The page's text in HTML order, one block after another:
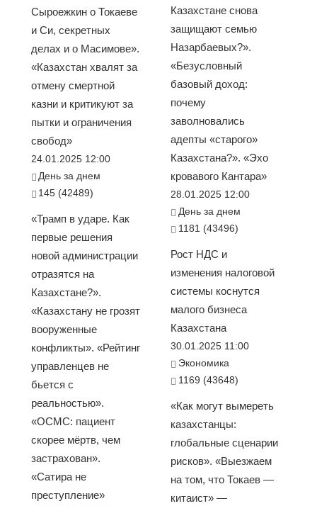
Сыроежкин о Токаеве
и Си, секретных
делах и о Масимове».
«Казахстан хвалят за
отмену смертной
казни и критикуют за
пытки и ограничения
свобод»
24.01.2025 12:00
День за днем
145 (42489)
«Трамп в ударе. Как
первые решения
новой администрации
отразятся на
Казахстане?».
«Казахстану не грозят
вооруженные
конфликты». «Рейтинг
управленцев не
бьется с
реальностью».
«ОСМС: пациент
скорее мёртв, чем
застрахован».
«Сатира не
преступление»
Казахстане снова
защищают семью
Назарбаевых?».
«Безусловный
базовый доход:
почему
заволновались
адепты «старого»
Казахстана?». «Эхо
кровавого Кантара»
28.01.2025 12:00
День за днем
1181 (43496)
Рост НДС и
изменения налоговой
системы коснутся
малого бизнеса
Казахстана
30.01.2025 11:00
Экономика
1169 (43648)
«Как могут вымереть
казахстанцы:
глобальные сценарии
рисков». «Выезжаем
на том, что Токаев —
китаист» —